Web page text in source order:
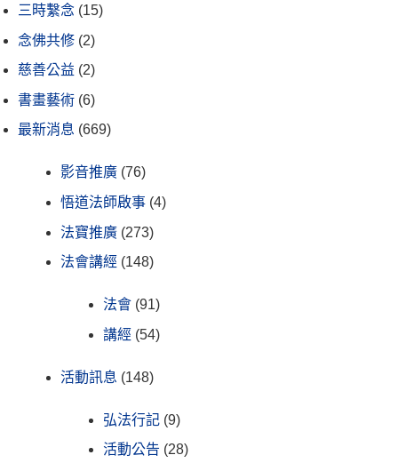
三時繫念 (15)
念佛共修 (2)
慈善公益 (2)
書畫藝術 (6)
最新消息 (669)
影音推廣 (76)
悟道法師啟事 (4)
法寶推廣 (273)
法會講經 (148)
法會 (91)
講經 (54)
活動訊息 (148)
弘法行記 (9)
活動公告 (28)